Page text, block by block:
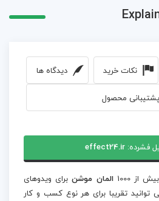
نکات خرید دیدگاه ها
پشتیبانی محصول
فشرده:effect24.ir
1000 المان موشنبرای ویدوهای
تقریبا برای هر نوع کسب و کار